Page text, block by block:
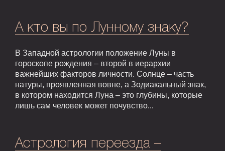
А кто вы по Лунному знаку?
В Западной астрологии положение Луны в
гороскопе рождения – второй в иерархии
важнейших факторов личности. Солнце – часть
натуры, проявленная вовне, а Зодиакальный знак,
в котором находится Луна – это глубины, которые
лишь сам человек может почувство...
Астрология переезда –